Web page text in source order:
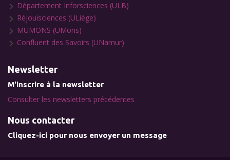
Département Inforsciences (ULB)
Réjouisciences (ULiège)
MUMONS (UMons)
Confluent des Savoirs (UNamur)
Newsletter
M'inscrire à la newsletter
Consulter les newsletters précédentes
Nous contacter
Cliquez-ici pour nous envoyer un message